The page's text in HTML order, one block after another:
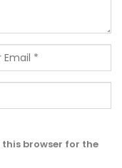
browser for the